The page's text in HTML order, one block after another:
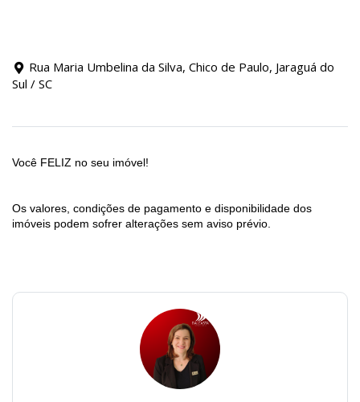
Rua Maria Umbelina da Silva, Chico de Paulo, Jaraguá do
Sul / SC
Você FELIZ no seu imóvel!
Os valores, condições de pagamento e disponibilidade dos
imóveis podem sofrer alterações sem aviso prévio.